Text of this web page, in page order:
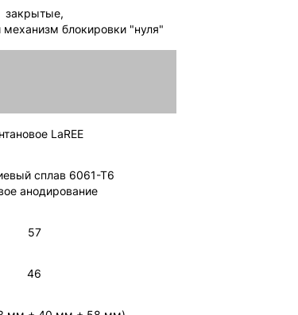
закрытые,
блокировки "нуля"
LaREE
сплав 6061-Т6
анодирование
57
46